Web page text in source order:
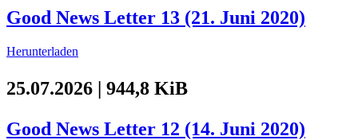
Good News Letter 13 (21. Juni 2020)
Herunterladen
25.07.2026 | 944,8 KiB
Good News Letter 12 (14. Juni 2020)